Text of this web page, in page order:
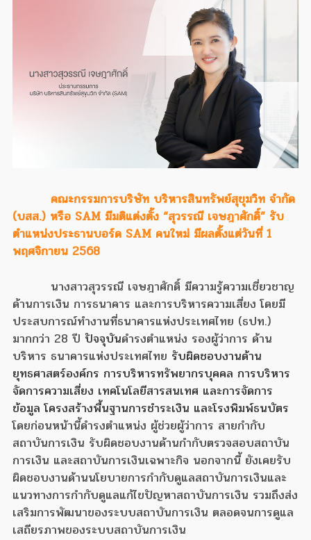
คณะกรรมการบริษัท บริหารสินทรัพย์สุขุมวิท จำกัด
(บสส.) หรือ SAM มีมติแต่งตั้ง “สุวรรณี เจษฎาศักดิ์” รับ
ตำแหน่งประธานบอร์ด SAM คนใหม่ มีผลตั้งแต่วันที่ 1
พฤศจิกายน 2568
นางสาวสุวรรณี เจษฎาศักดิ์ มีความรู้ความเชี่ยวชาญ
ด้านการเงิน การธนาคาร และการบริหารความเสี่ยง โดยมี
ประสบการณ์ทำงานที่ธนาคารแห่งประเทศไทย (ธปท.)
มากกว่า 28 ปี ปัจจุบันดำรงตำแหน่ง รองผู้ว่าการ ด้าน
บริหาร ธนาคารแห่งประเทศไทย รับผิดชอบงานด้าน
ยุทธศาสตร์องค์กร การบริหารทรัพยากรบุคคล การบริหาร
จัดการความเสี่ยง เทคโนโลยีสารสนเทศ และการจัดการ
ข้อมูล โครงสร้างพื้นฐานการชำระเงิน และโรงพิมพ์ธนบัตร
โดยก่อนหน้านี้ดำรงตำแหน่ง ผู้ช่วยผู้ว่าการ สายกำกับ
สถาบันการเงิน รับผิดชอบงานด้านกำกับตรวจสอบสถาบัน
การเงิน และสถาบันการเงินเฉพาะกิจ นอกจากนี้ ยังเคยรับ
ผิดชอบงานด้านนโยบายการกำกับดูแลสถาบันการเงินและ
แนวทางการกำกับดูแลแก้ไขปัญหาสถาบันการเงิน รวมถึงส่ง
เสริมการพัฒนาของระบบสถาบันการเงิน ตลอดจนการดูแล
เสถียรภาพของระบบสถาบันการเงิน